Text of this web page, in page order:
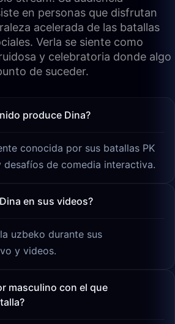
en personas que disfrutan
acelerada de las batallas
Verla se siente como
y celebratoria donde algo
de suceder.
produce Dina?
conocida por sus batallas PK
desafíos de comedia interactiva.
en sus videos?
uzbeko durante sus
y videos.
masculino con el que